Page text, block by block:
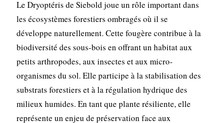
Le Dryoptéris de Siebold joue un rôle important dans
les écosystèmes forestiers ombragés où il se
développe naturellement. Cette fougère contribue à la
biodiversité des sous-bois en offrant un habitat aux
petits arthropodes, aux insectes et aux micro-
organismes du sol. Elle participe à la stabilisation des
substrats forestiers et à la régulation hydrique des
milieux humides. En tant que plante résiliente, elle
représente un enjeu de préservation face aux